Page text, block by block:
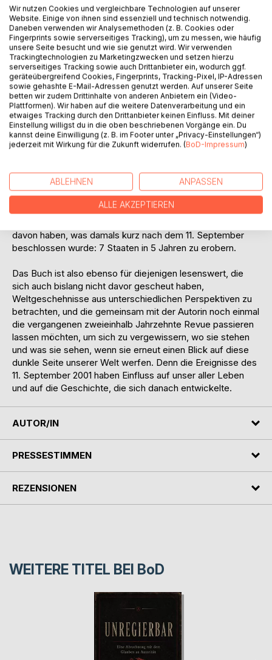
Das Buch beginnt unmittelbar bei den
Flugzeugeinschlägen, die dafür verantwortlich gemacht
werden, dass in New York drei Gebäude einstürzten. Wir
erfahren etwas über die weiteren Orte des Geschehens,
das Pentagon und Shanksville, die verantwortlichen
Politiker sowie die verantwortlich gemachten Männer aus
Saudi-Arabien. Zudem werden die fadenscheinigen
Rechtfertigungen betrachtet, mit denen Kriege im Irak und
Afghanistan und weitere Drohnenkriege geführt wurden.
Politische Akteure wie Sadam Hussein oder Julian Assange
werden skizziert. Zudem wird ein Blick auf die Corona-
Pipeline, den Krieg in der Ukraine und den diesen dann
überlagernden Genozid an den Palästinensern.
Wir können die Geschehnisse, die seitdem im Iran
davon haben, was damals kurz nach dem 11. September
beschlossen wurde: 7 Staaten in 5 Jahren zu erobern.
Das Buch ist also ebenso für diejenigen lesenswert, die
sich auch bislang nicht davor gescheut haben,
Weltgeschehnisse aus unterschiedlichen Perspektiven zu
betrachten, und die gemeinsam mit der Autorin noch einmal
die vergangenen zweieinhalb Jahrzehnte Revue passieren
lassen möchten, um sich zu vergewissern, wo sie stehen
und was sie sehen, wenn sie erneut einen Blick auf diese
dunkle Seite unserer Welt werfen. Denn die Ereignisse des
11. September 2001 haben Einfluss auf unser aller Leben
und auf die Geschichte, die sich danach entwickelte.
AUTOR/IN
PRESSESTIMMEN
REZENSIONEN
WEITERE TITEL BEI BoD
Wir nutzen Cookies und vergleichbare Technologien auf unserer
Website. Einige von ihnen sind essenziell und technisch notwendig.
Daneben verwenden wir Analysemethoden (z. B. Cookies oder
Fingerprints sowie serverseitiges Tracking), um zu messen, wie häufig
unsere Seite besucht und wie sie genutzt wird. Wir verwenden
Trackingtechnologien zu Marketingzwecken und setzen hierzu
serverseitiges Tracking sowie auch Drittanbieter ein, wodurch ggf.
geräteübergreifend Cookies, Fingerprints, Tracking-Pixel, IP-Adressen
sowie gehashte E-Mail-Adressen genutzt werden. Auf unserer Seite
betten wir zudem Drittinhalte von anderen Anbietern ein (Video-
Plattformen). Wir haben auf die weitere Datenverarbeitung und ein
etwaiges Tracking durch den Drittanbieter keinen Einfluss. Mit deiner
Einstellung willigst du in die oben beschriebenen Vorgänge ein. Du
kannst deine Einwilligung (z. B. im Footer unter „Privacy-Einstellungen“)
jederzeit mit Wirkung für die Zukunft widerrufen. (BoD-Impressum)
ABLEHNEN ANPASSEN
ALLE AKZEPTIEREN